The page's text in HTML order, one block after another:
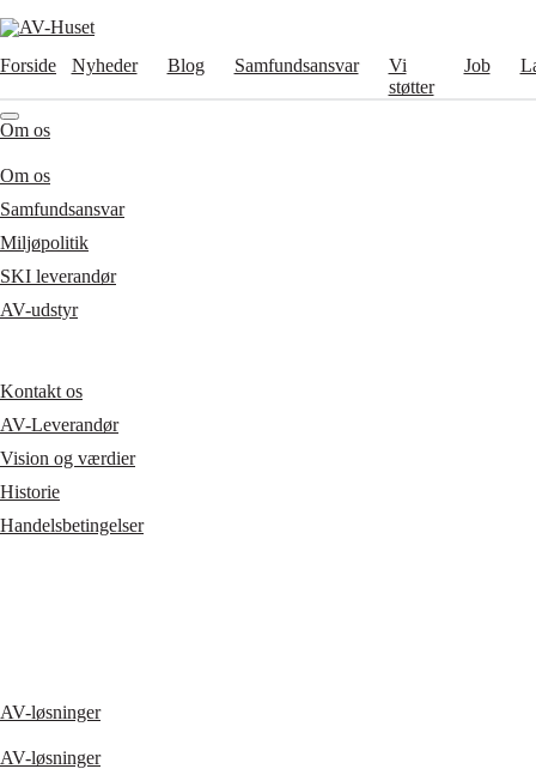
Forside Nyheder Blog Samfundsansvar
Vi
støtter
Job
Om os
Om os
Samfundsansvar
Miljøpolitik
SKI leverandør
AV-udstyr
Kontakt os
AV-Leverandør
Vision og værdier
Historie
Handelsbetingelser
AV-løsninger
AV-løsninger